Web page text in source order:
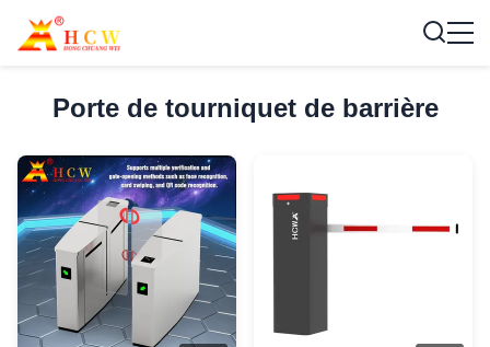
Porte de tourniquet de barrière